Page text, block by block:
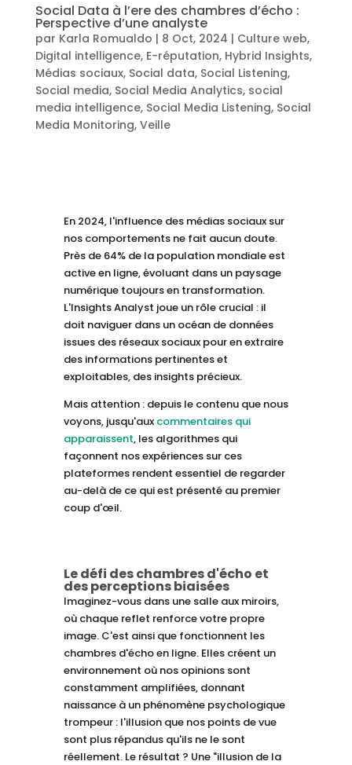
Social Data à l’ere des chambres d’écho :
Perspective d’une analyste
par Karla Romualdo | 8 Oct, 2024 | Culture web,
Digital intelligence, E-réputation, Hybrid Insights,
Médias sociaux, Social data, Social Listening,
Social media, Social Media Analytics, social
media intelligence, Social Media Listening, Social
Media Monitoring, Veille
En 2024, l'influence des médias sociaux sur
nos comportements ne fait aucun doute.
Près de 64% de la population mondiale est
active en ligne, évoluant dans un paysage
numérique toujours en transformation.
L'Insights Analyst joue un rôle crucial : il
doit naviguer dans un océan de données
issues des réseaux sociaux pour en extraire
des informations pertinentes et
exploitables, des insights précieux.
Mais attention : depuis le contenu que nous
voyons, jusqu'aux commentaires qui
apparaissent, les algorithmes qui
façonnent nos expériences sur ces
plateformes rendent essentiel de regarder
au-delà de ce qui est présenté au premier
coup d'œil.
Le défi des chambres d'écho et
des perceptions biaisées
Imaginez-vous dans une salle aux miroirs,
où chaque reflet renforce votre propre
image. C'est ainsi que fonctionnent les
chambres d'écho en ligne. Elles créent un
environnement où nos opinions sont
constamment amplifiées, donnant
naissance à un phénomène psychologique
trompeur : l'illusion que nos points de vue
sont plus répandus qu'ils ne le sont
réellement. Le résultat ? Une "illusion de la